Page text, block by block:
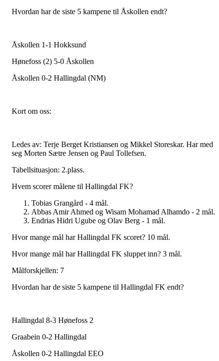
Hvordan har de siste 5 kampene til Åskollen endt?
Åskollen 1-1 Hokksund
Hønefoss (2) 5-0 Åskollen
Åskollen 0-2 Hallingdal (NM)
Kort om oss:
Ledes av: Terje Berget Kristiansen og Mikkel Storeskar. Har med
seg Morten Sætre Jensen og Paul Tollefsen.
Tabellsituasjon: 2.plass.
Hvem scorer målene til Hallingdal FK?
Tobias Grangård - 4 mål.
Abbas Amir Ahmed og Wisam Mohamad Alhamdo - 2 mål.
Endrias Hidri Ugube og Olav Berg - 1 mål.
Hvor mange mål har Hallingdal FK scoret? 10 mål.
Hvor mange mål har Hallingdal FK sluppet inn? 3 mål.
Målforskjellen: 7
Hvordan har de siste 5 kampene til Hallingdal FK endt?
Hallingdal 8-3 Hønefoss 2
Graabein 0-2 Hallingdal
Åskollen 0-2 Hallingdal EEO